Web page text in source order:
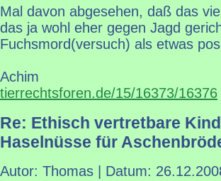
Mal davon abgesehen, daß das
das ja wohl eher gegen Jagd
Fuchsmord(versuch) als etwas
Achim
tierrechtsforen.de/15/16373/16376
Re: Ethisch vertretbare
Haselnüsse für
Autor: Thomas | Datum: